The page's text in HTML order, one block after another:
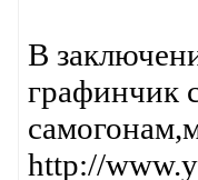
В
графинчик
http://